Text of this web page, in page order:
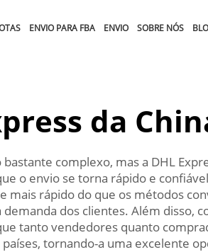
ENVIO PARA FBA ENVIO SOBRE NÓS
da
complexo, mas a DHL
o envio se torna rápido e
mais rápido do que os métodos
dos clientes. Além disso,
tanto vendedores quanto
tornando-a uma excelente